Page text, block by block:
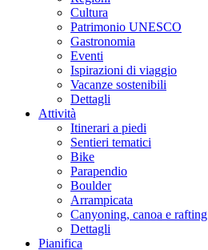
Cultura
Patrimonio UNESCO
Gastronomia
Eventi
Ispirazioni di viaggio
Vacanze sostenibili
Dettagli
Attività
Itinerari a piedi
Sentieri tematici
Bike
Parapendio
Boulder
Arrampicata
Canyoning, canoa e rafting
Dettagli
Pianifica